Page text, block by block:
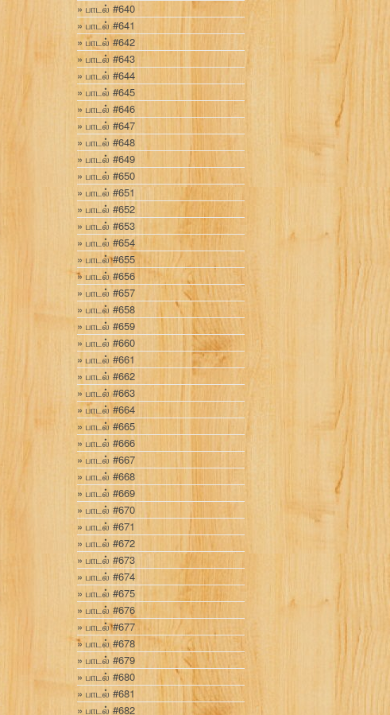
பாடல் #640
பாடல் #641
பாடல் #642
பாடல் #643
பாடல் #644
பாடல் #645
பாடல் #646
பாடல் #647
பாடல் #648
பாடல் #649
பாடல் #650
பாடல் #651
பாடல் #652
பாடல் #653
பாடல் #654
பாடல் #655
பாடல் #656
பாடல் #657
பாடல் #658
பாடல் #659
பாடல் #660
பாடல் #661
பாடல் #662
பாடல் #663
பாடல் #664
பாடல் #665
பாடல் #666
பாடல் #667
பாடல் #668
பாடல் #669
பாடல் #670
பாடல் #671
பாடல் #672
பாடல் #673
பாடல் #674
பாடல் #675
பாடல் #676
பாடல் #677
பாடல் #678
பாடல் #679
பாடல் #680
பாடல் #681
பாடல் #682